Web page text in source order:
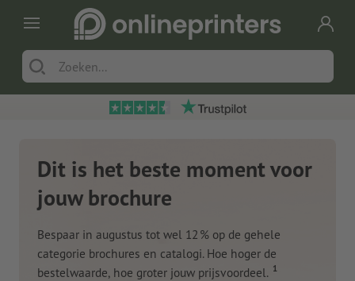
Dit is het beste moment voor
jouw brochure
Bespaar in augustus tot wel 12 % op de gehele
categorie brochures en catalogi. Hoe hoger de
bestelwaarde, hoe groter jouw prijsvoordeel. 1